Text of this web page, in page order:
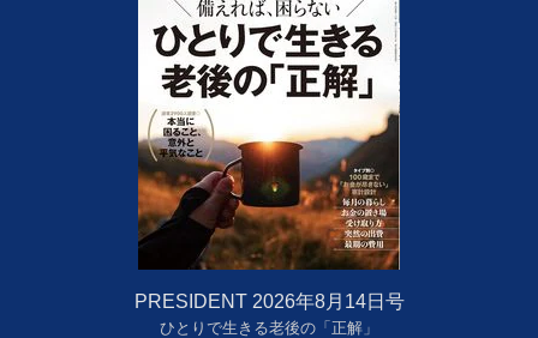
PRESIDENT 2026年8月14日号
ひとりで生きる老後の「正解」